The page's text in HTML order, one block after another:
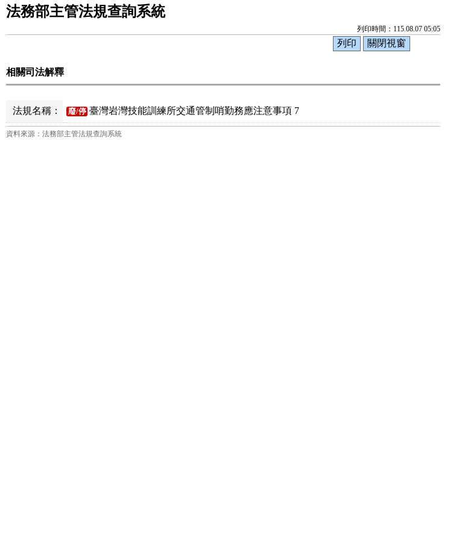
法務部主管法規查詢系統
列印時間：115.08.07 05:05
相關司法解釋
法規名稱： 廢/停 臺灣岩灣技能訓練所交通管制哨勤務應注意事項 7
資料來源：法務部主管法規查詢系統